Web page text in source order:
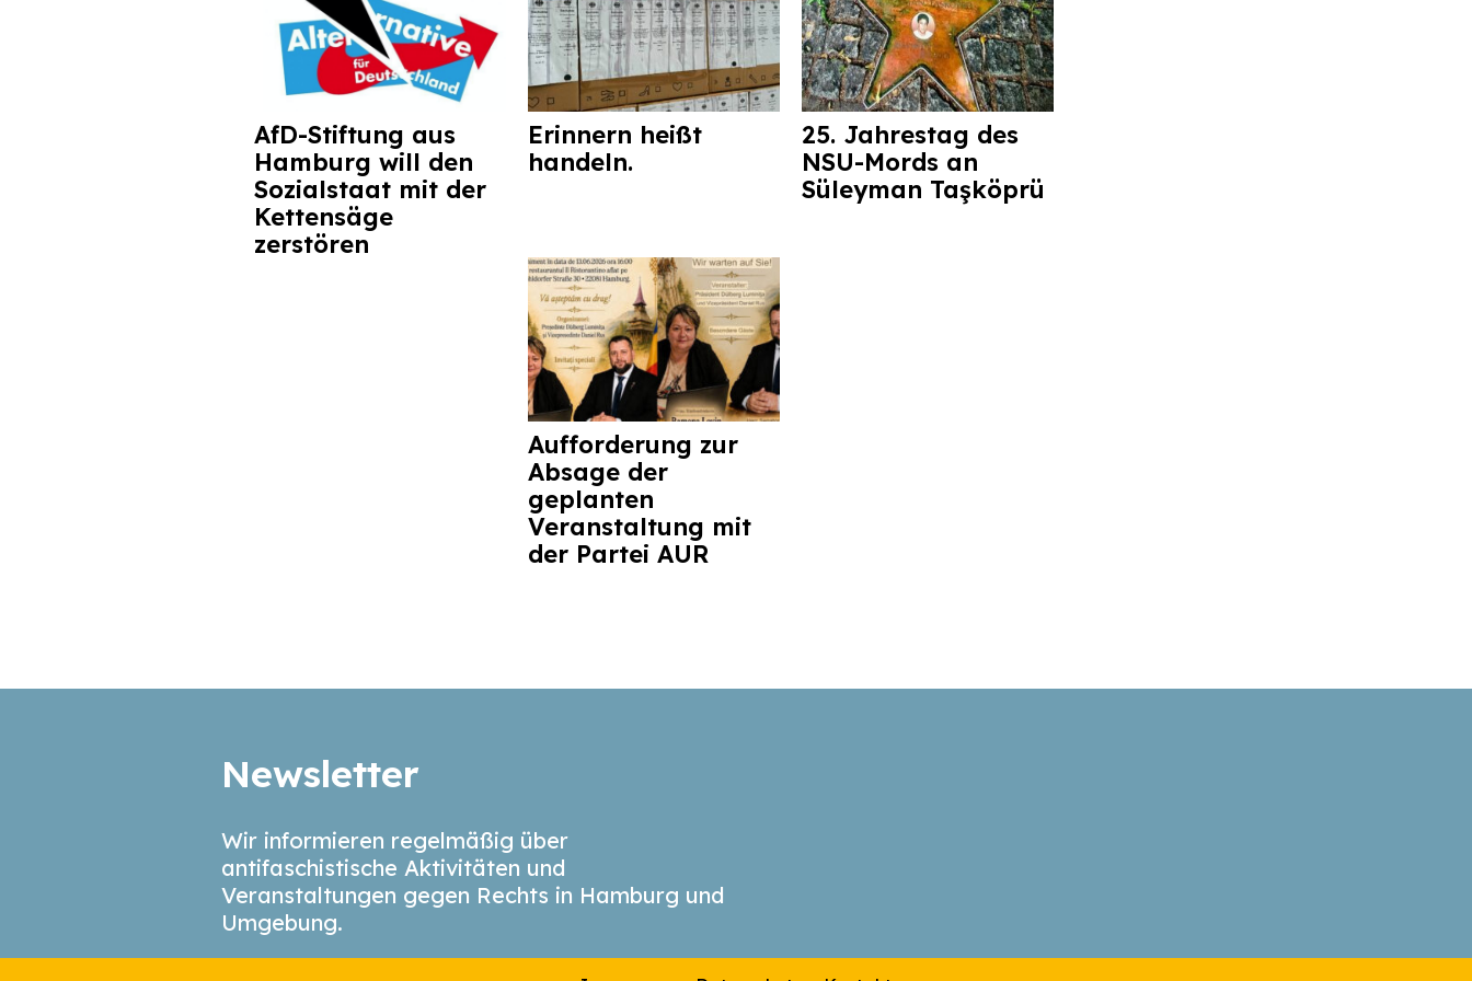
AfD-Stiftung aus
Hamburg will den
Sozialstaat mit der
Kettensäge
zerstören
Erinnern heißt
handeln.
25. Jahrestag des
NSU-Mords an
Süleyman Taşköprü
Aufforderung zur
Absage der
geplanten
Veranstaltung mit
der Partei AUR
Newsletter
Wir informieren regelmäßig über
antifaschistische Aktivitäten und
Veranstaltungen gegen Rechts in Hamburg und
Umgebung.